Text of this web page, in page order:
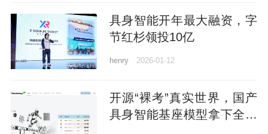
具身智能开年最大融资，字
节红杉领投10亿
henry 2026-01-12
开源“裸考”真实世界，国产
具身智能基座模型拿下全球
第二！